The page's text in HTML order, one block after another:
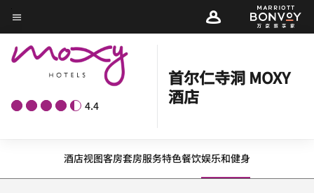
Skip
to
main
content
菜单文本
4.4
首尔仁寺洞 MOXY
酒店
酒店视图客房套房服务特色餐饮娱乐和健身